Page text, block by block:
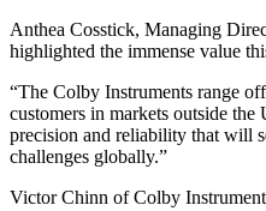
Anthea Cosstick, Managing
highlighted the immense value
“The Colby Instruments range
customers in markets outside
precision and reliability that will
challenges globally.”
Victor Chinn of Colby